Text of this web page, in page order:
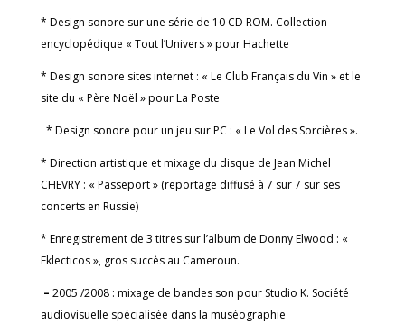
* Design sonore sur une série de 10 CD ROM. Collection
encyclopédique « Tout l’Univers » pour Hachette
* Design sonore sites internet : « Le Club Français du Vin » et le
site du « Père Noël » pour La Poste
* Design sonore pour un jeu sur PC : « Le Vol des Sorcières ».
* Direction artistique et mixage du disque de Jean Michel
CHEVRY : « Passeport » (reportage diffusé à 7 sur 7 sur ses
concerts en Russie)
* Enregistrement de 3 titres sur l’album de Donny Elwood : «
Eklecticos », gros succès au Cameroun.
– 2005 /2008 : mixage de bandes son pour Studio K. Société
audiovisuelle spécialisée dans la muséographie